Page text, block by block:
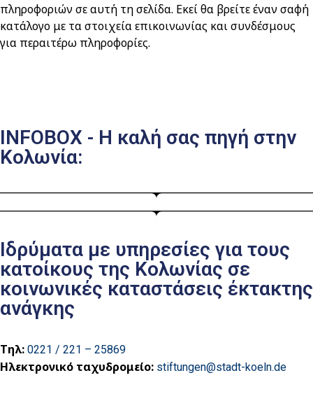
πληροφοριών σε αυτή τη σελίδα. Εκεί θα βρείτε έναν σαφή
κατάλογο με τα στοιχεία επικοινωνίας και συνδέσμους
για περαιτέρω πληροφορίες.
INFOBOX - Η καλή σας πηγή στην
Κολωνία:
Ιδρύματα με υπηρεσίες για τους
κατοίκους της Κολωνίας σε
κοινωνικές καταστάσεις έκτακτης
ανάγκης
Τηλ: 0221 / 221 – 25869
Ηλεκτρονικό ταχυδρομείο: stiftungen@stadt-koeln.de